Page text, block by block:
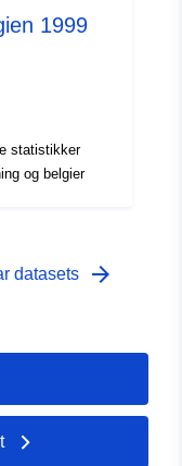
19971999
statistikker
og belgier
datasets arrow_forward